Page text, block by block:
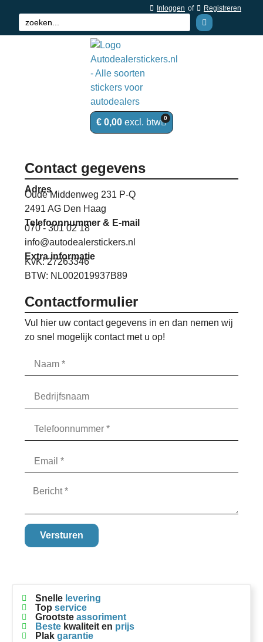
Inloggen of Registreren
€0,00 0
Contact gegevens
Adres
Oude Middenweg 231 P-Q
2491 AG Den Haag
Telefoonnummer & E-mail
070 - 301 02 18
info@autodealerstickers.nl
Extra informatie
KvK: 27263346
BTW: NL002019937B89
Contactformulier
Vul hier uw contact gegevens in en dan nemen wij
zo snel mogelijk contact met u op!
Versturen
Snelle levering
Top service
Grootste assoriment
Bestekwaliteit en prijs
Plak garantie